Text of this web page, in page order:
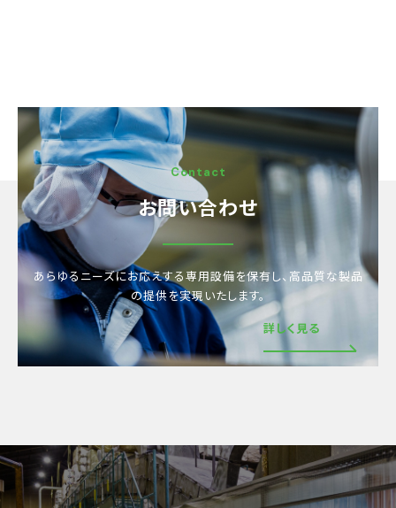
Contact
お問い合わせ
あらゆるニーズにお応えする専用設備を保有し、 高品質な製品
の提供を実現いたします。
詳しく見る